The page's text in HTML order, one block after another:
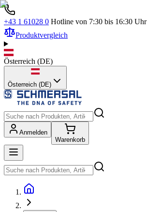
+43 1 61028 0 Hotline von 7:30 bis 16:30 Uhr
Produktvergleich
Österreich (DE)
Österreich (DE)
Anmelden
Warenkorb